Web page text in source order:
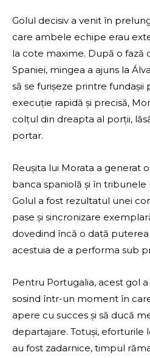
Golul decisiv a venit în
care ambele echipe erau
la cote maxime. După o fază
Spaniei, mingea a ajuns la
să se furișeze printre fundașii
execuție rapidă și precisă,
colțul din dreapta al porții,
portar.
Reușita lui Morata a generat
banca spaniolă și în
Golul a fost rezultatul unei
pase și sincronizare
dovedind încă o dată
acestuia de a performa sub
Pentru Portugalia, acest gol
sosind într-un moment în
apere cu succes și să ducă
departajare. Totuși, eforturile
au fost zadarnice, timpul